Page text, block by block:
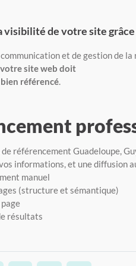
visibilité de votre site
et de gestion de
site web doit
référencé.
référencement Guadeloupe,
informations, et une diffusion
manuel
(structure et sémantique)
résultats